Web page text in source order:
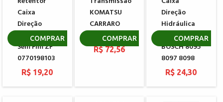
Caixa
Direção
Hidráulica
Sem Fim ZF
0770198103
R$ 19,20
COMPRAR
KOMATSU
CARRARO
134883
R$ 72,56
COMPRAR
Direção
Hidráulica
Sem Fim ZF
BOSCH 8095
8097 8098
R$ 24,30
COMPRAR